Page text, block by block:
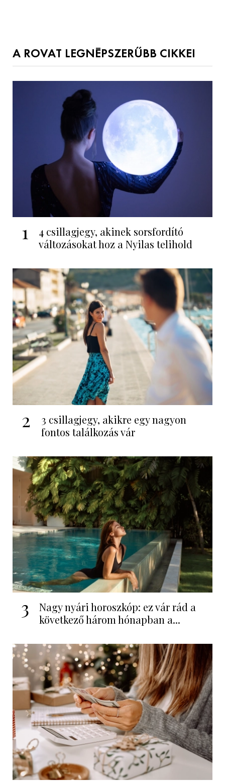
A ROVAT LEGNÉPSZERŰBB CIKKEI
1
4 csillagjegy, akinek sorsfordító
változásokat hoz a Nyilas telihold
2
3 csillagjegy, akikre egy nagyon
fontos találkozás vár
3
Nagy nyári horoszkóp: ez vár rád a
következő három hónapban a...